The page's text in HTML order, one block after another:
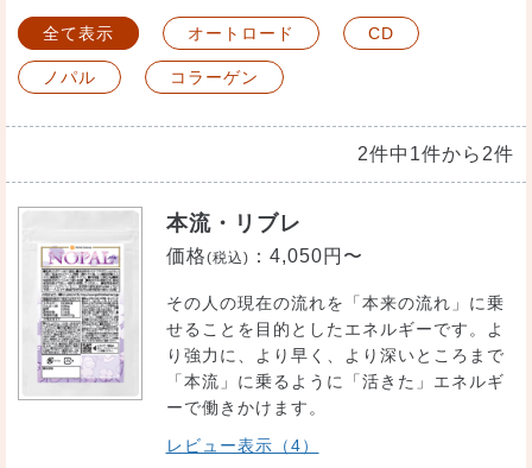
全て表示 オートロード CD
ノパル コラーゲン
2件中1件から2件
本流・リブレ
価格(税込) ： 4,050円〜
その人の現在の流れを「本来の流れ」に乗
せることを目的としたエネルギーです。よ
り強力に、より早く、より深いところまで
「本流」に乗るように「活きた」エネルギ
ーで働きかけます。
レビュー表示（4）